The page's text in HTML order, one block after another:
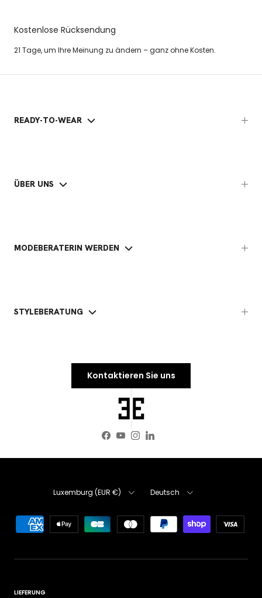
Kostenlose Rücksendung
21 Tage, um Ihre Meinung zu ändern – ganz ohne Kosten.
READY-TO-WEAR
ÜBER UNS
MODEBERATERIN WERDEN
STYLEBERATUNG
Kontaktieren Sie uns
Facebook
YouTube
Instagram
LinkedIn
Land/Region
Luxemburg (EUR €) Deutsch
LIEFERUNG